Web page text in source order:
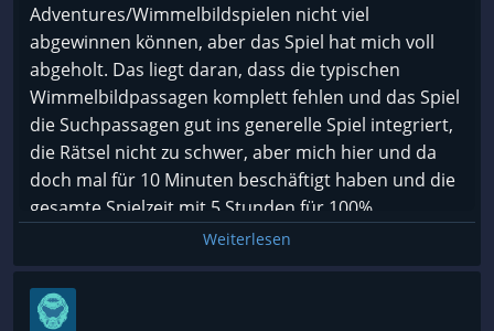
Adventures/Wimmelbildspielen nicht viel
abgewinnen können, aber das Spiel hat mich voll
abgeholt. Das liegt daran, dass die typischen
Wimmelbildpassagen komplett fehlen und das Spiel
die Suchpassagen gut ins generelle Spiel integriert,
die Rätsel nicht zu schwer, aber mich hier und da
doch mal für 10 Minuten beschäftigt haben und die
gesamte Spielzeit mit 5 Stunden für 100%
überschaubar ist. Für den einem mag die Spielzeit
vielleicht ein Minuspunkt sein, für mich aber wars
die perfekte Länge. Die Story ist ganz nett, aber was
wirklich herausragt ist der Soundtrack und der Art-
Weiterlesen